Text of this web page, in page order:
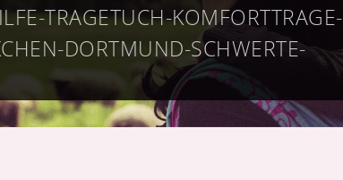
TRAGETUCH-KOMFORTTRAGE-
DORTMUND-SCHWERTE-